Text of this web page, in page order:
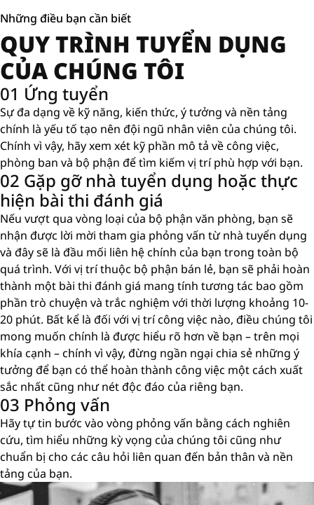
Những điều bạn cần biết
QUY TRÌNH TUYỂN DỤNG
CỦA CHÚNG TÔI
01 Ứng tuyển
Sự đa dạng về kỹ năng, kiến ​​thức, ý tưởng và nền tảng
chính là yếu tố tạo nên đội ngũ nhân viên của chúng tôi.
Chính vì vậy, hãy xem xét kỹ phần mô tả về công việc,
phòng ban và bộ phận để tìm kiếm vị trí phù hợp với bạn.
02 Gặp gỡ nhà tuyển dụng hoặc thực
hiện bài thi đánh giá
Nếu vượt qua vòng loại của bộ phận văn phòng, bạn sẽ
nhận được lời mời tham gia phỏng vấn từ nhà tuyển dụng
và đây sẽ là đầu mối liên hệ chính của bạn trong toàn bộ
quá trình. Với vị trí thuộc bộ phận bán lẻ, bạn sẽ phải hoàn
thành một bài thi đánh giá mang tính tương tác bao gồm
phần trò chuyện và trắc nghiệm với thời lượng khoảng 10-
20 phút. Bất kể là đối với vị trí công việc nào, điều chúng tôi
mong muốn chính là được hiểu rõ hơn về bạn – trên mọi
khía cạnh – chính vì vậy, đừng ngần ngại chia sẻ những ý
tưởng để bạn có thể hoàn thành công việc một cách xuất
sắc nhất cũng như nét độc đáo của riêng bạn.
03 Phỏng vấn
Hãy tự tin bước vào vòng phỏng vấn bằng cách nghiên
cứu, tìm hiểu những kỳ vọng của chúng tôi cũng như
chuẩn bị cho các câu hỏi liên quan đến bản thân và nền
tảng của bạn.